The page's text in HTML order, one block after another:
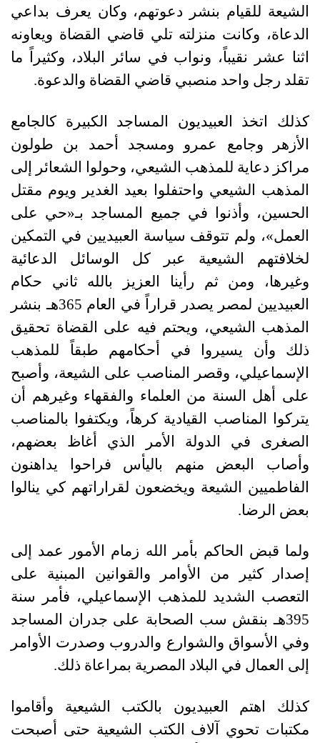
الشيعة للقيام بنشر دعوتهم، وكان يعرف بداعي
الدعاة، وكانت منزلته تلي قاضي القضاة ويعاونه
اثنا عشر نقيباً، ونواب في سائر البلاد، وكثيراً ما
تقلد رجل واحد منصبي قاضي القضاة والدعوة.
كذلك اتخذ العبيديون المساجد الكبيرة كالجامع
الأزهر وجامع عمرو ومسجد أحمد بن طولون
مراكز دعاية للمذهب الشيعي، وحولوا الشعائر إلى
المذهب الشيعي واحتفلوا بعيد الغدير ويوم مقتل
الحسين، وأذنوا في جميع المساجد بـ«حي على
العمل»، ولم تتوقف سياسة العبيديين في التمكين
لخلافتهم الشيعية عبر كل الوسائل الدعائية
وغيرها، ومن ثم رأينا العزيز بالله ثاني حكام
العبيديين لمصر يصدر قراراً في العام 365هـ بنشر
المذهب الشيعي، ويحتم فيه على القضاة تحقيق
ذلك وأن يسيروا في أحكامهم طبقاً للمذهب
الإسماعيلي، وقصر المناصب على الشيعة، وأصبح
على أهل السنة من العلماء والفقهاء وغيرهم أن
يتركوا المناصب القيادية كرهاً، ويكتفوا بالمناصب
الصغرى في الدولة الأمر الذي أغاظ بعضهم،
وأصاب البعض منهم باليأس فراحوا يداهنون
الفاطميين الشيعة ويخضعون لقراراتهم كي ينالوا
بعض الرضا.
ولما قبض الحاكم بأمر الله زمام الأمور عمد إلى
إصدار كثير من الأوامر والقوانين المبنية على
التعصب الشديد للمذهب الإسماعيلي، فأمر سنة
395هـ بنقش سب الصحابة على جدران المساجد
وفي الأسواق والشوارع والدروب وصدرت الأوامر
إلى العمال في البلاد المصرية بمراعاة ذلك.
كذلك اهتم العبيديون بالكتب الشيعية وأقاموا
مكتبات تحوي آلاف الكتب الشيعية حتى أصبحت